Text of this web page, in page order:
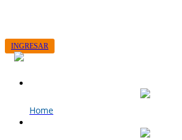
INGRESAR
Home